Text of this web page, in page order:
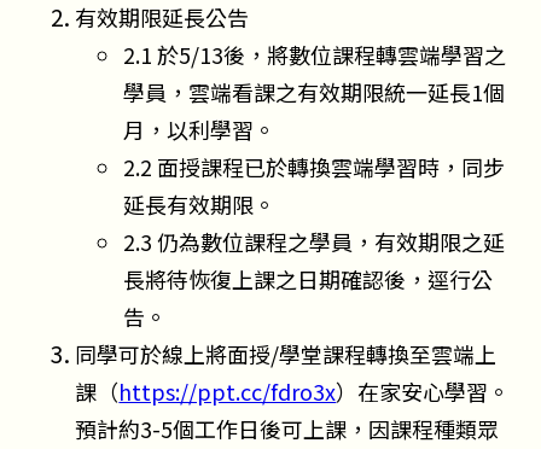
有效期限延長公告
2.1 於5/13後，將數位課程轉雲端學習之
學員，雲端看課之有效期限統一延長1個
月，以利學習。
2.2 面授課程已於轉換雲端學習時，同步
延長有效期限。
2.3 仍為數位課程之學員，有效期限之延
長將待恢復上課之日期確認後，逕行公
告。
同學可於線上將面授/學堂課程轉換至雲端上
課（https://ppt.cc/fdro3x）在家安心學習。
預計約3-5個工作日後可上課，因課程種類眾